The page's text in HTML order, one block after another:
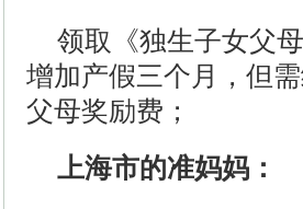
领取《独生子女父
增加产假三个月，但
父母奖励费；
上海市的准妈妈：